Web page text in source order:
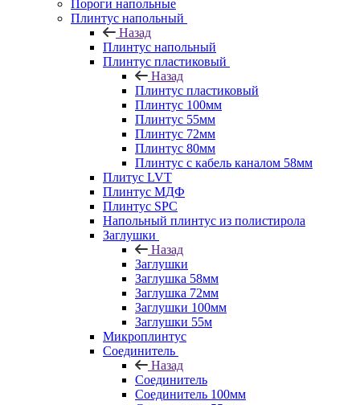
Пороги напольные
Плинтус напольный
Назад
Плинтус напольный
Плинтус пластиковый
Назад
Плинтус пластиковый
Плинтус 100мм
Плинтус 55мм
Плинтус 72мм
Плинтус 80мм
Плинтус с кабель каналом 58мм
Плитус LVT
Плинтус МДФ
Плинтус SPC
Напольный плинтус из полистирола
Заглушки
Назад
Заглушки
Заглушка 58мм
Заглушка 72мм
Заглушки 100мм
Заглушки 55м
Микроплинтус
Соединитель
Назад
Соединитель
Соединитель 100мм